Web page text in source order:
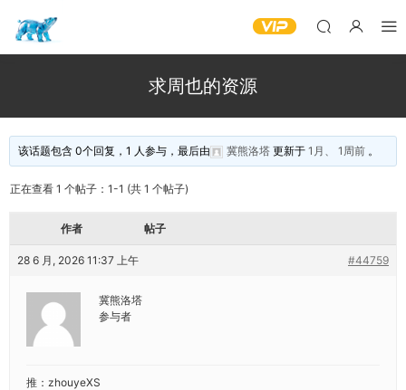
求周也的资源
该话题包含 0个回复，1 人参与，最后由 冀熊洛塔 更新于1月、 1周前 。
正在查看 1 个帖子：1-1 (共 1 个帖子)
作者 帖子
28 6 月, 2026 11:37 上午 #44759
冀熊洛塔
参与者
推：zhouyeXS